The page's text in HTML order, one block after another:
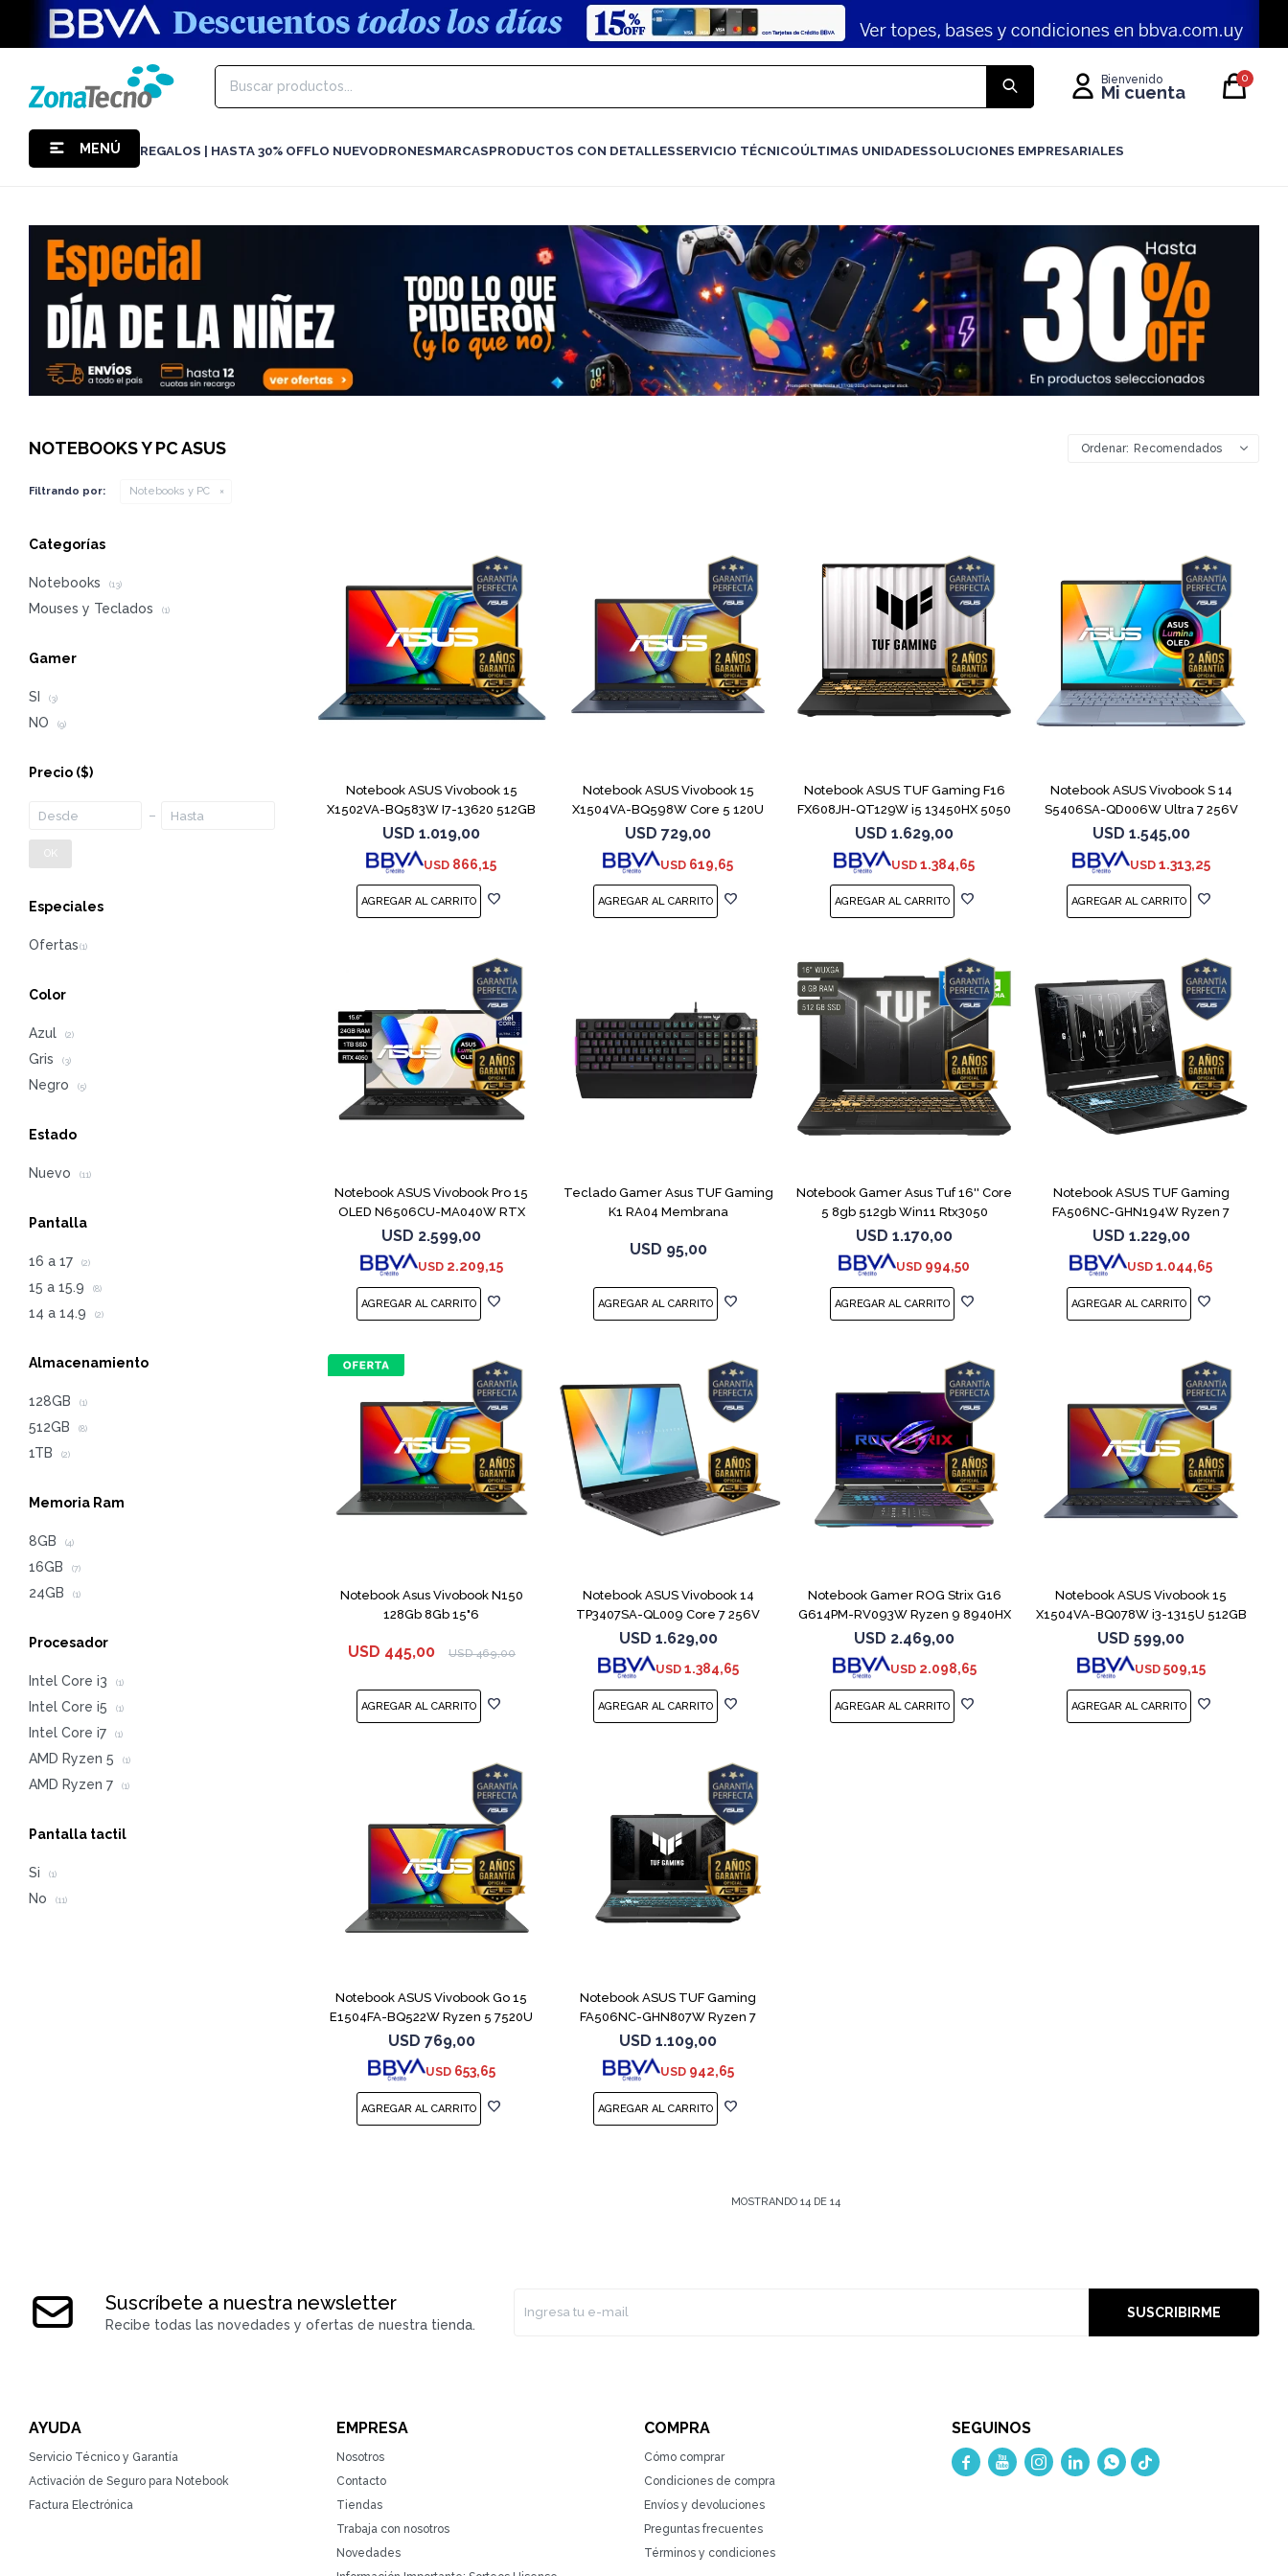
MENÚ REGALOS | HASTA 30% OFFLO NUEVODRONESMARCASPRODUCTOS CON DETALLESSERVICIO TÉCNICOÚLTIMAS UNIDADESSOLUCIONES EMPRESARIALES
0
NOTEBOOKS Y PC ASUS Recomendados
Filtrando por: Notebooks y PC
Notebook ASUS Vivobook 15
X1502VA-BQ583W I7-13620 512GB
16GB
USD 1.019,00
USD 866,15
Notebook ASUS Vivobook 15
X1504VA-BQ598W Core 5 120U
512GB
USD 729,00
USD 619,65
Notebook ASUS TUF Gaming F16
FX608JH-QT129W i5 13450HX 5050
USD 1.629,00
USD 1.384,65
Notebook ASUS Vivobook S 14
S5406SA-QD006W Ultra 7 256V
1TB
USD 1.545,00
USD 1.313,25
Notebook ASUS Vivobook Pro 15
OLED N6506CU-MA040W RTX
4050
USD 2.599,00
USD 2.209,15
Teclado Gamer Asus TUF Gaming
K1 RA04 Membrana
USD 95,00
Notebook Gamer Asus Tuf 16'' Core
5 8gb 512gb Win11 Rtx3050
USD 1.170,00
USD 994,50
Notebook ASUS TUF Gaming
FA506NC-GHN194W Ryzen 7
7445HS 3050
USD 1.229,00
USD 1.044,65
Notebook Asus Vivobook N150
128Gb 8Gb 15"6
USD 445,00 USD 469,00
Notebook ASUS Vivobook 14
TP3407SA-QL009 Core 7 256V
512GB
USD 1.629,00
USD 1.384,65
Notebook Gamer ROG Strix G16
G614PM-RV093W Ryzen 9 8940HX
1T
USD 2.469,00
USD 2.098,65
Notebook ASUS Vivobook 15
X1504VA-BQ078W i3-1315U 512GB
8GB
USD 599,00
USD 509,15
Notebook ASUS Vivobook Go 15
E1504FA-BQ522W Ryzen 5 7520U
USD 769,00
USD 653,65
Notebook ASUS TUF Gaming
FA506NC-GHN807W Ryzen 7
7445HS 3050
USD 1.109,00
USD 942,65
MOSTRANDO14 DE14
Categorías
Notebooks (13)
Mouses y Teclados (1)
Precio ($)
OK
Especiales
Gamer
SI (3)
NO (9)
Color
Azul (2)
Gris (3)
Negro (5)
Estado
Nuevo (11)
Pantalla
16 a 17 (2)
15 a 15.9 (8)
14 a 14.9 (2)
Almacenamiento
128GB (1)
512GB (8)
1TB (2)
Memoria Ram
8GB (4)
16GB (7)
24GB (1)
Procesador
Intel Core i3 (1)
Intel Core i5 (1)
Intel Core i7 (1)
AMD Ryzen 5 (1)
AMD Ryzen 7 (1)
Pantalla tactil
Si (1)
No (11)
Suscríbete a nuestra newsletter
Recibe todas las novedades y ofertas de nuestra tienda.
SUSCRIBIRME
AYUDA
Servicio Técnico y Garantía
Activación de Seguro para Notebook
Factura Electrónica
EMPRESA
Nosotros
Contacto
Tiendas
Trabaja con nosotros
Novedades
COMPRA
Cómo comprar
Condiciones de compra
Envíos y devoluciones
Preguntas frecuentes
Términos y condiciones
SEGUINOS
    